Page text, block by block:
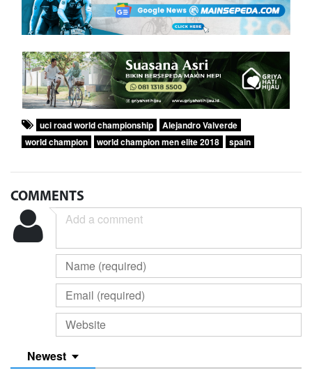
uci road world championship
Alejandro Valverde
world champion
world champion men elite 2018 spain
COMMENTS
Newest